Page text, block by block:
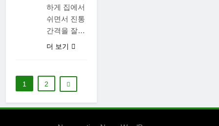
하게 집에서
쉬면서 진통
간격을 잘…
더 보기
1 2